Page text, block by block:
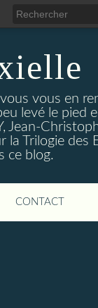
vous en
levé le pied
Jean-
la Trilogie des
ce blog.
CONTACT